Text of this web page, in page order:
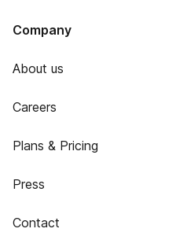
Company
About us
Careers
Plans & Pricing
Press
Contact